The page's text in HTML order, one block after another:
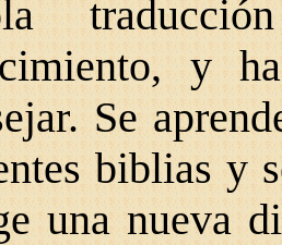
y
Se
biblias y
una nueva